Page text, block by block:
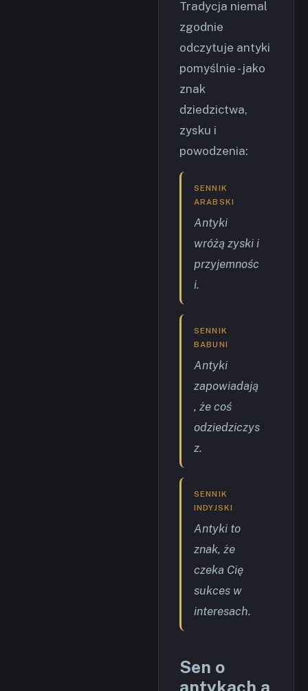
Tradycja niemal
zgodnie
odczytuje antyki
pomyślnie - jako
znak
dziedzictwa,
zysku i
powodzenia:
SENNIK
ARABSKI
Antyki
wróżą zyski i
przyjemnośc
i.
SENNIK
BABUNI
Antyki
zapowiadają
, że coś
odziedziczys
z.
SENNIK
INDYJSKI
Antyki to
znak, że
czeka Cię
sukces w
interesach.
Sen o
antykach a